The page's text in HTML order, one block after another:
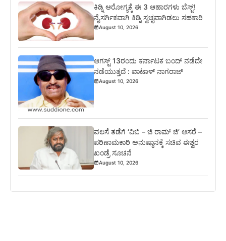
ಕಿಡ್ನಿ ಆರೋಗ್ಯಕ್ಕೆ ಈ 3 ಆಹಾರಗಳು ಬೆಸ್ಟ್‌!
ನೈಸರ್ಗಿಕವಾಗಿ ಕಿಡ್ನಿ ಸ್ವಚ್ಛವಾಗಿಡಲು ಸಹಕಾರಿ
August 10, 2026
ಆಗಸ್ಟ್ 13ರಂದು ಕರ್ನಾಟಕ ಬಂದ್ ನಡೆದೇ
ನಡೆಯುತ್ತದೆ : ವಾಟಾಳ್ ನಾಗರಾಜ್
August 10, 2026
ವಲಸೆ ತಡೆಗೆ ‘ವಿಬಿ – ಜಿ ರಾಮ್ ಜಿ’ ಆಸರೆ –
ಪರಿಣಾಮಕಾರಿ ಅನುಷ್ಠಾನಕ್ಕೆ ಸಚಿವ ಈಶ್ವರ
ಖಂಡ್ರೆ ಸೂಚನೆ
August 10, 2026